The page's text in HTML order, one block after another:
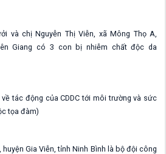
và chị Nguyễn Thị Viễn, xã Mông Thọ A,
Giang có 3 con bị nhiễm chất độc da
tác động của CDDC tới môi trường và sức
tọa đàm)
huyện Gia Viễn, tỉnh Ninh Bình là bộ đội công